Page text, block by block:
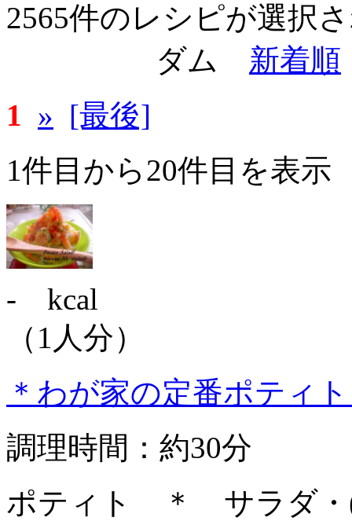
2565件のレシピが選択
ダム
新着順
1 » [最後]
1件目から20件目を表示
- kcal
（1人分）
＊わが家の定番ポティ
調理時間：約30分
ポティト ＊ サラダ・(